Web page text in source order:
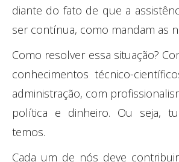
diante do fato de que a
ser contínua, como mandam as
Como resolver essa situação?
conhecimentos técnico-
administração, com
política e dinheiro. Ou seja,
temos.
Cada um de nós deve